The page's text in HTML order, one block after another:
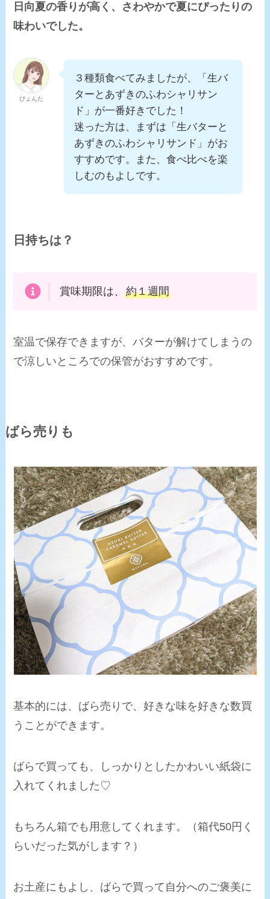
日向夏の香りが高く、さわやかで夏にぴったりの
味わいでした。
ぴょんた
３種類食べてみましたが、「生バ
ターとあずきのふわシャリサン
ド」が一番好きでした！
迷った方は、まずは「生バターと
あずきのふわシャリサンド」がお
すすめです。また、食べ比べを楽
しむのもよしです。
日持ちは？
賞味期限は、 約１週間
室温で保存できますが、バターが解けてしまうの
で涼しいところでの保管がおすすめです。
ばら売りも
基本的には、ばら売りで、好きな味を好きな数買
うことができます。
ばらで買っても、しっかりとしたかわいい紙袋に
入れてくれました♡
もちろん箱でも用意してくれます。（箱代50円く
らいだった気がします？）
お土産にもよし、ばらで買って自分へのご褒美に